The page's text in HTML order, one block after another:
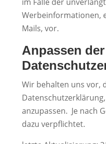
Werbeinformationen,
Mails, vor.
Anpassen der
Wir behalten uns vor,
anzupassen. Je nach
dazu verpflichtet.